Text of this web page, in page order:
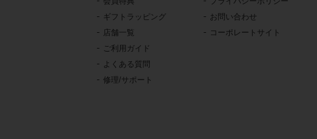
ギフトラッピング
店舗一覧
ご利用ガイド
よくある質問
修理/サポート
お問い合わせ
コーポレートサイト